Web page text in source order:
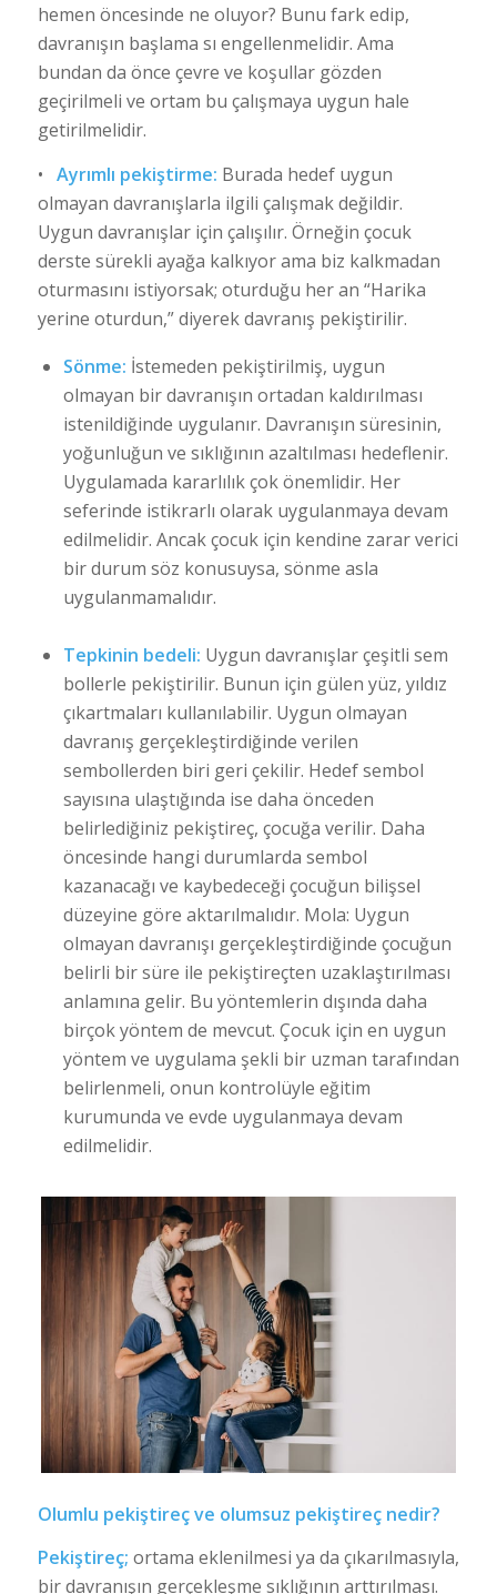
hemen öncesinde ne oluyor? Bunu fark edip,
davranışın başlama sı engellenmelidir. Ama
bundan da önce çevre ve koşullar gözden
geçirilmeli ve ortam bu çalışmaya uygun hale
getirilmelidir.
• Ayrımlı pekiştirme: Burada hedef uygun
olmayan davranışlarla ilgili çalışmak değildir.
Uygun davranışlar için çalışılır. Örneğin çocuk
derste sürekli ayağa kalkıyor ama biz kalkmadan
oturmasını istiyorsak; oturduğu her an “Harika
yerine oturdun,” diyerek davranış pekiştirilir.
Sönme: İstemeden pekiştirilmiş, uygun
olmayan bir davranışın ortadan kaldırılması
istenildiğinde uygulanır. Davranışın süresinin,
yoğunluğun ve sıklığının azaltılması hedeflenir.
Uygulamada kararlılık çok önemlidir. Her
seferinde istikrarlı olarak uygulanmaya devam
edilmelidir. Ancak çocuk için kendine zarar verici
bir durum söz konusuysa, sönme asla
uygulanmamalıdır.
Tepkinin bedeli: Uygun davranışlar çeşitli sem
bollerle pekiştirilir. Bunun için gülen yüz, yıldız
çıkartmaları kullanılabilir. Uygun olmayan
davranış gerçekleştirdiğinde verilen
sembollerden biri geri çekilir. Hedef sembol
sayısına ulaştığında ise daha önceden
belirlediğiniz pekiştireç, çocuğa verilir. Daha
öncesinde hangi durumlarda sembol
kazanacağı ve kaybedeceği çocuğun bilişsel
düzeyine göre aktarılmalıdır. Mola: Uygun
olmayan davranışı gerçekleştirdiğinde çocuğun
belirli bir süre ile pekiştireçten uzaklaştırılması
anlamına gelir. Bu yöntemlerin dışında daha
birçok yöntem de mevcut. Çocuk için en uygun
yöntem ve uygulama şekli bir uzman tarafından
belirlenmeli, onun kontrolüyle eğitim
kurumunda ve evde uygulanmaya devam
edilmelidir.
Olumlu pekiştireç ve olumsuz pekiştireç nedir?
Pekiştireç; ortama eklenilmesi ya da çıkarılmasıyla,
bir davranışın gerçekleşme sıklığının arttırılması.